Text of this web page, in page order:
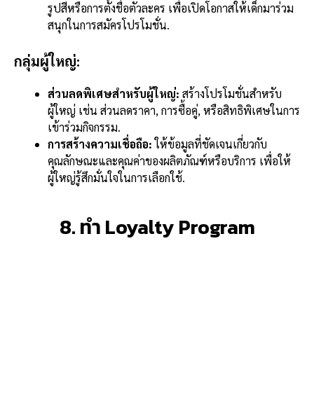
รูปสีหรือการตั้งชื่อตัวละคร เพื่อเปิดโอกาสให้เด็กมาร่วม
สนุกในการสมัครโปรโมชั่น.
กลุ่มผู้ใหญ่:
ส่วนลดพิเศษสำหรับผู้ใหญ่: สร้างโปรโมชั่นสำหรับ
ผู้ใหญ่ เช่น ส่วนลดราคา, การซื้อคู่, หรือสิทธิพิเศษในการ
เข้าร่วมกิจกรรม.
การสร้างความเชื่อถือ:ให้ข้อมูลที่ชัดเจนเกี่ยวกับ
คุณลักษณะและคุณค่าของผลิตภัณฑ์หรือบริการ เพื่อให้
ผู้ใหญ่รู้สึกมั่นใจในการเลือกใช้.
8. ทำ Loyalty Program